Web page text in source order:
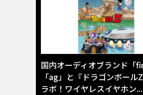
国内オーディオブランド「
「ag」と『ドラゴンボール
ラボ！ワイヤレスイヤホン...